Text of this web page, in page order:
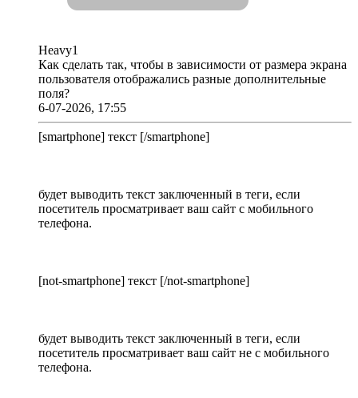
Heavy1
Как сделать так, чтобы в зависимости от размера экрана
пользователя отображались разные дополнительные
поля?
6-07-2026, 17:55
[smartphone] текст [/smartphone]
будет выводить текст заключенный в теги, если
посетитель просматривает ваш сайт с мобильного
телефона.
[not-smartphone] текст [/not-smartphone]
будет выводить текст заключенный в теги, если
посетитель просматривает ваш сайт не с мобильного
телефона.